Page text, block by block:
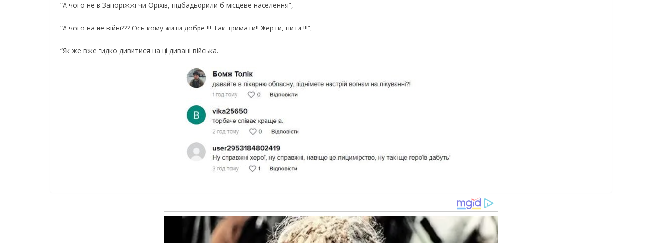
“А чого не в Запоріжжі чи Оріхів, підбадьорили б місцеве населення”,
“А чого на не війні??? Ось кому жити добре !!! Так тримати!! Жерти, пити !!!”,
“Як же вже гидко дивитися на ці дивані війська.